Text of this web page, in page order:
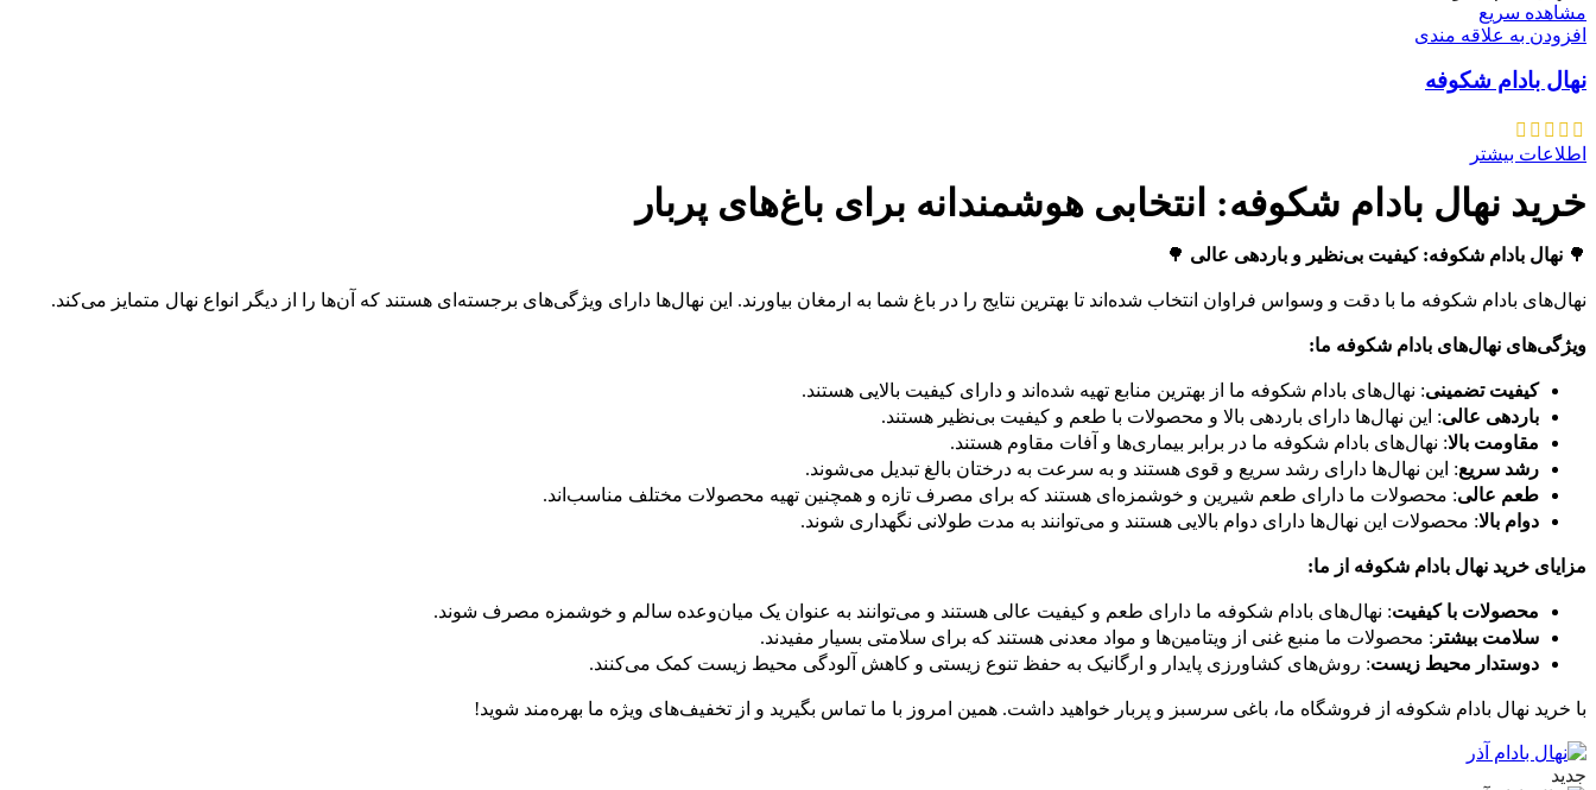
مشاهده سریع
افزودن به علاقه مندی
نهال بادام شکوفه
اطلاعات بیشتر
خرید نهال بادام شکوفه: انتخابی هوشمندانه برای باغ‌های پربار
🌳 نهال بادام شکوفه: کیفیت بی‌نظیر و باردهی عالی 🌳
نهال‌های بادام شکوفه ما با دقت و وسواس فراوان انتخاب شده‌اند تا بهترین نتایج را در باغ شما به ارمغان بیاورند. این نهال‌ها دارای ویژگی‌های برجسته‌ای هستند که آن‌ها را از دیگر انواع نهال متمایز می‌کند.
ویژگی‌های نهال‌های بادام شکوفه ما:
کیفیت تضمینی: نهال‌های بادام شکوفه ما از بهترین منابع تهیه شده‌اند و دارای کیفیت بالایی هستند.
باردهی عالی: این نهال‌ها دارای باردهی بالا و محصولات با طعم و کیفیت بی‌نظیر هستند.
مقاومت بالا: نهال‌های بادام شکوفه ما در برابر بیماری‌ها و آفات مقاوم هستند.
رشد سریع: این نهال‌ها دارای رشد سریع و قوی هستند و به سرعت به درختان بالغ تبدیل می‌شوند.
طعم عالی: محصولات ما دارای طعم شیرین و خوشمزه‌ای هستند که برای مصرف تازه و همچنین تهیه محصولات مختلف مناسب‌اند.
دوام بالا: محصولات این نهال‌ها دارای دوام بالایی هستند و می‌توانند به مدت طولانی نگهداری شوند.
مزایای خرید نهال بادام شکوفه از ما:
محصولات با کیفیت: نهال‌های بادام شکوفه ما دارای طعم و کیفیت عالی هستند و می‌توانند به عنوان یک میان‌وعده سالم و خوشمزه مصرف شوند.
سلامت بیشتر : محصولات ما منبع غنی از ویتامین‌ها و مواد معدنی هستند که برای سلامتی بسیار مفیدند.
دوستدار محیط زیست: روش‌های کشاورزی پایدار و ارگانیک به حفظ تنوع زیستی و کاهش آلودگی محیط زیست کمک می‌کنند.
با خرید نهال بادام شکوفه از فروشگاه ما، باغی سرسبز و پربار خواهید داشت. همین امروز با ما تماس بگیرید و از تخفیف‌های ویژه ما بهره‌مند شوید!
جدید